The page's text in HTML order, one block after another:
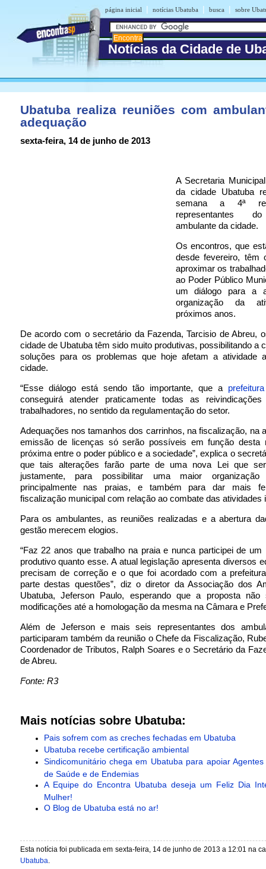
página inicial | notícias Ubatuba | busca | sobre
Notícias da Cidade de
Ubatuba realiza reuniões com
adequação
sexta-feira, 14 de junho de 2013
A Secretaria
da cidade Ubatuba
semana a 4ª
representantes
ambulante da cidade.
Os encontros, que
desde fevereiro, têm
aproximar os
ao Poder Público
um diálogo para a
organização da
próximos anos.
De acordo com o secretário da Fazenda, Tarcisio de Abreu,
cidade de Ubatuba têm sido muito produtivas, possibilitando a
soluções para os problemas que hoje afetam a atividade
cidade.
“Esse diálogo está sendo tão importante, que a
conseguirá atender praticamente todas as
trabalhadores, no sentido da regulamentação do setor.
Adequações nos tamanhos dos carrinhos, na fiscalização, na
emissão de licenças só serão possíveis em função desta
próxima entre o poder público e a sociedade”, explica o
que tais alterações farão parte de uma nova Lei que
justamente, para possibilitar uma maior
principalmente nas praias, e também para dar mais
fiscalização municipal com relação ao combate das atividades
Para os ambulantes, as reuniões realizadas e a abertura
gestão merecem elogios.
“Faz 22 anos que trabalho na praia e nunca participei de um
produtivo quanto esse. A atual legislação apresenta diversos
precisam de correção e o que foi acordado com a
parte destas questões”, diz o diretor da Associação dos
Ubatuba, Jeferson Paulo, esperando que a proposta não
modificações até a homologação da mesma na Câmara e
Além de Jeferson e mais seis representantes dos
participaram também da reunião o Chefe da Fiscalização,
Coordenador de Tributos, Ralph Soares e o Secretário da
de Abreu.
Fonte: R3
Mais notícias sobre Ubatuba:
Pais sofrem com as creches fechadas em Ubatuba
Ubatuba recebe certificação ambiental
Sindicomunitário chega em Ubatuba para apoiar
de Saúde e de Endemias
A Equipe do Encontra Ubatuba deseja um Feliz Dia
Mulher!
O Blog de Ubatuba está no ar!
Esta notícia foi publicada em sexta-feira, 14 de junho de 2013 a 12:01 na
Ubatuba.